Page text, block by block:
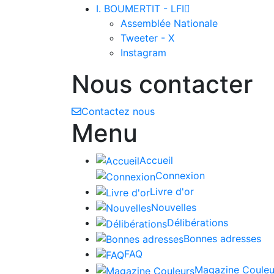
I. BOUMERTIT - LFI
Assemblée Nationale
Tweeter - X
Instagram
Nous contacter
Contactez nous
Menu
Accueil
Connexion
Livre d'or
Nouvelles
Délibérations
Bonnes adresses
FAQ
Magazine